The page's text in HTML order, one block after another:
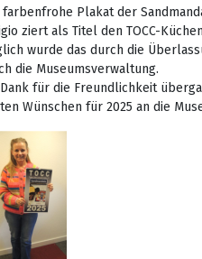
farbenfrohe Plakat der
ziert als Titel den TOCC-
wurde das durch die
die Museumsverwaltung.
für die Freundlichkeit
Wünschen für 2025 an die